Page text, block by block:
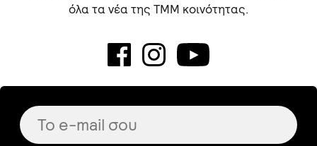
όλα τα νέα της TMM κοινότητας.